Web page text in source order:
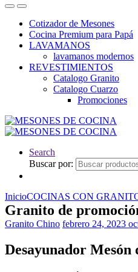
Cotizador de Mesones
Cocina Premium para Papá
LAVAMANOS
lavamanos modernos
REVESTIMIENTOS
Catalogo Granito
Catalogo Cuarzo
Promociones
Search
Buscar por:
InicioCOCINAS CON
Granito de
Granito Chino febrero 24, 2023
Desayunador Mesón